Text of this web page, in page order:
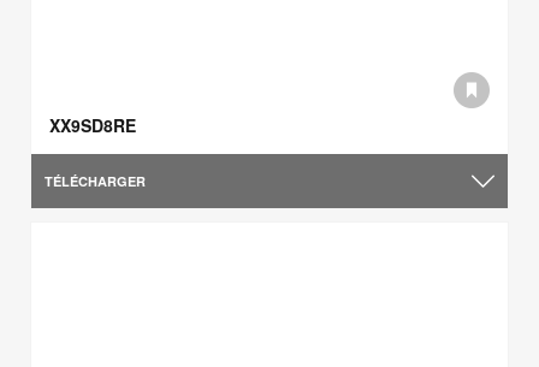
XX9SD8RE
TÉLÉCHARGER